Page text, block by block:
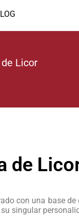
Licor
de
con una base
singular